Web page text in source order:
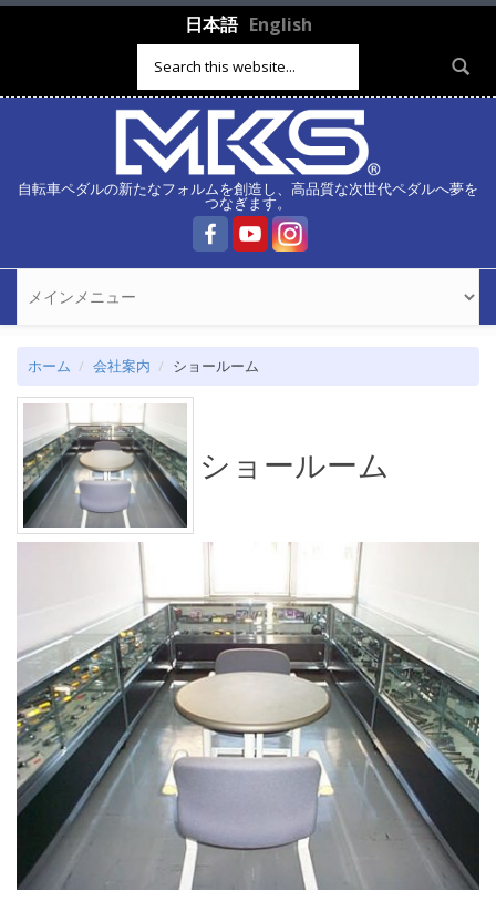
メインコンテンツに移動日本語 English
検索フォーム
自転車ペダルの新たなフォルムを創造し、高品質な次世代ペダルへ夢を
つなぎます。
ホーム 会社案内 ショールーム
ショールーム